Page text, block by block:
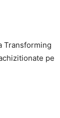
Transforming
pe